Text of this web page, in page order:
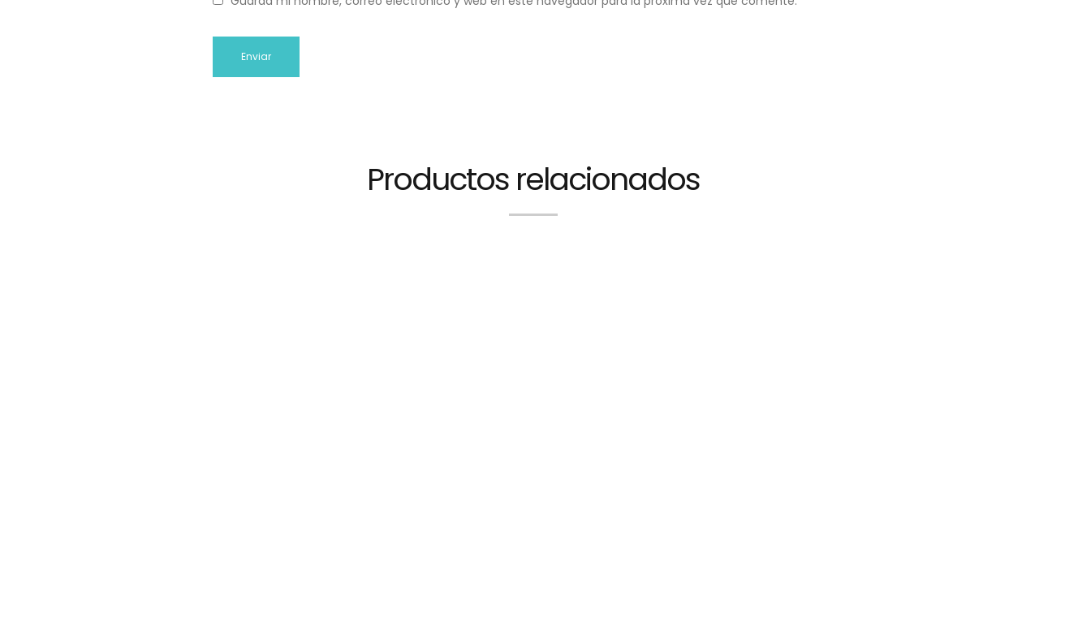
Productos relacionados